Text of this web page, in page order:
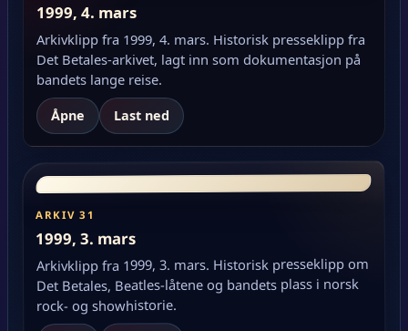
1999, 4. mars
Arkivklipp fra 1999, 4. mars. Historisk presseklipp fra
Det Betales-arkivet, lagt inn som dokumentasjon på
bandets lange reise.
Åpne Last ned
ARKIV 31
1999, 3. mars
Arkivklipp fra 1999, 3. mars. Historisk presseklipp om
Det Betales, Beatles-låtene og bandets plass i norsk
rock- og showhistorie.